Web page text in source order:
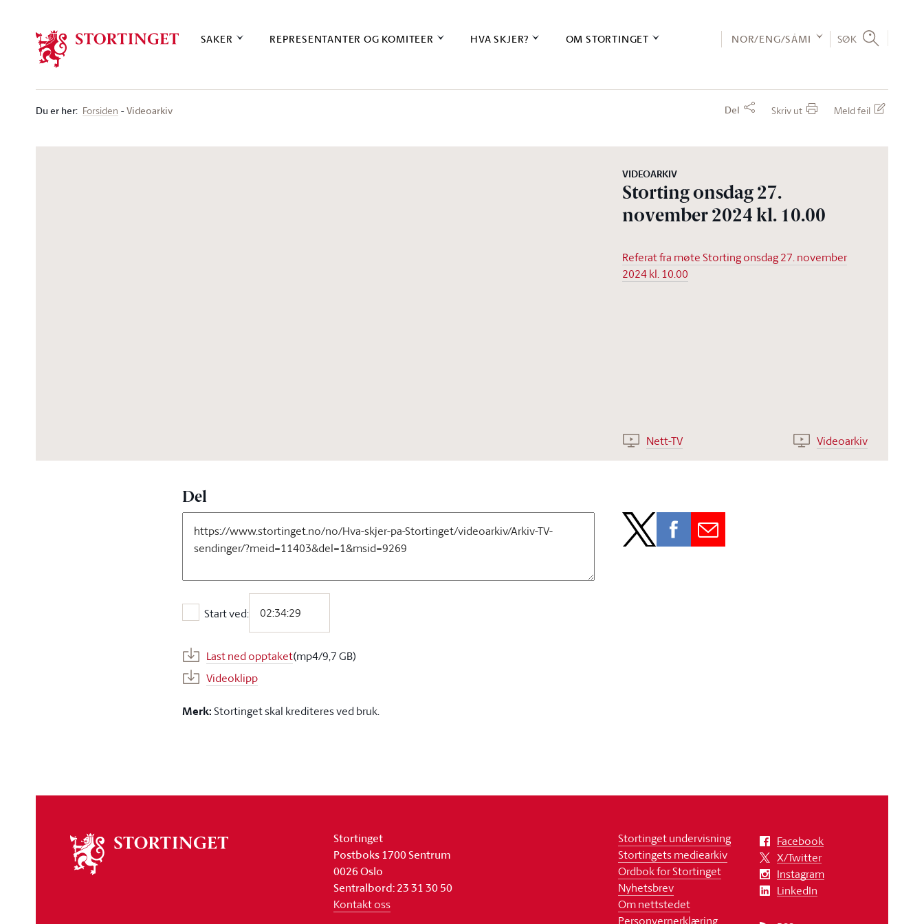
SAKER REPRESENTANTER OG KOMITEER HVA SKJER? OM STORTINGET NOR/ENG/SÁMI SØK
Du er her: Forsiden Videoarkiv Del Skriv ut Meld feil
VIDEOARKIV
Storting onsdag 27.
november 2024 kl. 10.00
Referat fra møte Storting onsdag 27. november
2024 kl. 10.00
Nett-TV Videoarkiv
Del
Start ved:
Start ved:
Last ned opptaket(mp4/9,7 GB)
Videoklipp
Merk:Stortinget skal krediteres ved bruk.
stortinget
Stortinget
Postboks 1700 Sentrum
0026 Oslo
Sentralbord: 23 31 30 50
Kontakt oss
Stortinget undervisning
Stortingets mediearkiv
Ordbok for Stortinget
Nyhetsbrev
Om nettstedet
Personvernerklæring
Facebook
X/Twitter
Instagram
LinkedIn